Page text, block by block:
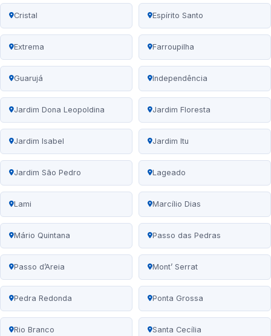
Cristal Espírito Santo
Extrema Farroupilha
Guarujá Independência
Jardim Dona Leopoldina Jardim Floresta
Jardim Isabel Jardim Itu
Jardim São Pedro Lageado
Lami Marcílio Dias
Mário Quintana Passo das Pedras
Passo d’Areia Mont’ Serrat
Pedra Redonda Ponta Grossa
Rio Branco Santa Cecília